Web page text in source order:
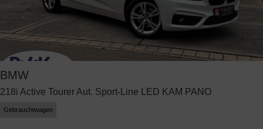
BMW
218i Active Tourer Aut. Sport-Line LED KAM PANO
Gebrauchtwagen